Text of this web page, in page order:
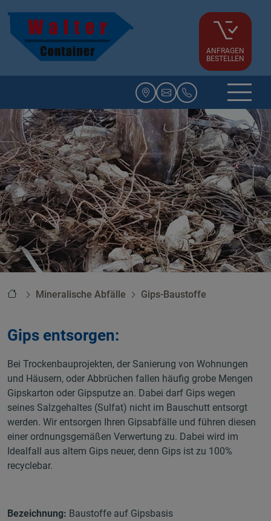
ANFRAGEN
BESTELLEN
StartseiteMineralische Abfälle Gips-Baustoffe
Gips entsorgen:
Bei Trockenbauprojekten, der Sanierung von Wohnungen
und Häusern, oder Abbrüchen fallen häufig grobe Mengen
Gipskarton oder Gipsputze an. Dabei darf Gips wegen
seines Salzgehaltes (Sulfat) nicht im Bauschutt entsorgt
werden. Wir entsorgen Ihren Gipsabfälle und führen diesen
einer ordnungsgemäßen Verwertung zu. Dabei wird im
Idealfall aus altem Gips neuer, denn Gips ist zu 100%
recyclebar.
Bezeichnung: Baustoffe auf Gipsbasis